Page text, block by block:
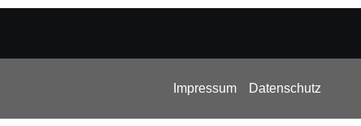
Impressum Datenschutz